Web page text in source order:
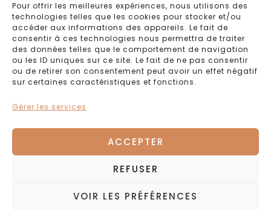
Pour offrir les meilleures expériences, nous utilisons des
technologies telles que les cookies pour stocker et/ou
accéder aux informations des appareils. Le fait de
consentir à ces technologies nous permettra de traiter
des données telles que le comportement de navigation
ou les ID uniques sur ce site. Le fait de ne pas consentir
ou de retirer son consentement peut avoir un effet négatif
sur certaines caractéristiques et fonctions.
Gérer les services
ACCEPTER
REFUSER
VOIR LES PRÉFÉRENCES